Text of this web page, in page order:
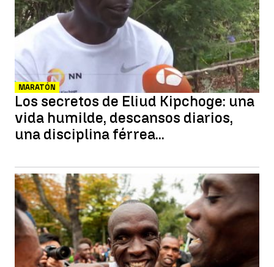
MARATÓN
Los secretos de Eliud Kipchoge: una
vida humilde, descansos diarios,
una disciplina férrea...